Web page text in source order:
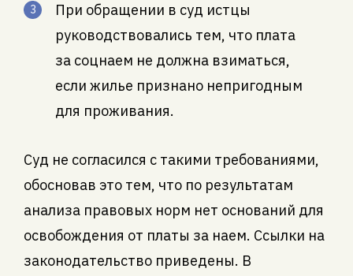
При обращении в суд истцы
руководствовались тем, что плата
за соцнаем не должна взиматься,
если жилье признано непригодным
для проживания.
Суд не согласился с такими требованиями,
обосновав это тем, что по результатам
анализа правовых норм нет оснований для
освобождения от платы за наем. Ссылки на
законодательство приведены. В